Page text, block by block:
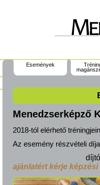
Események
Menedzserképző
2018-tól elérhető
Az esemény részvételi
díjtól
ajánlatért kérje